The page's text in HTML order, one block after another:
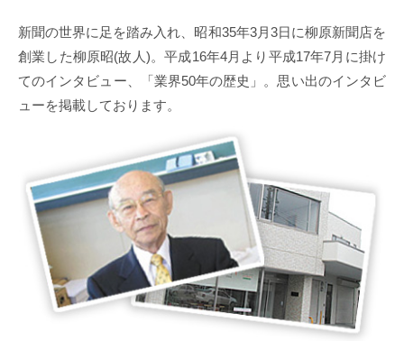
新聞の世界に足を踏み入れ、昭和35年3月3日に柳原新聞店を
創業した柳原昭(故人)。平成16年4月より平成17年7月に掛け
てのインタビュー、「業界50年の歴史」。思い出のインタビ
ューを掲載しております。